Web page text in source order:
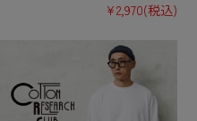
¥2,970(税込)